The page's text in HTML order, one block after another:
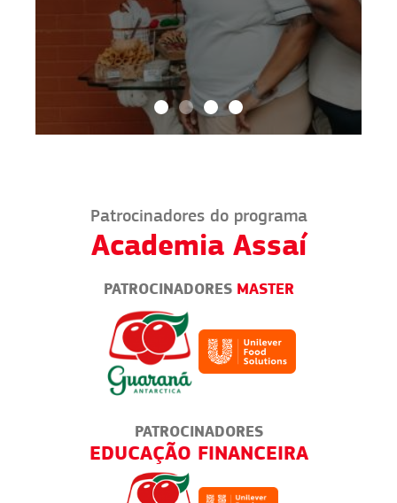
Patrocinadores do programa
Academia Assaí
PATROCINADORES MASTER
PATROCINADORES
EDUCAÇÃO FINANCEIRA